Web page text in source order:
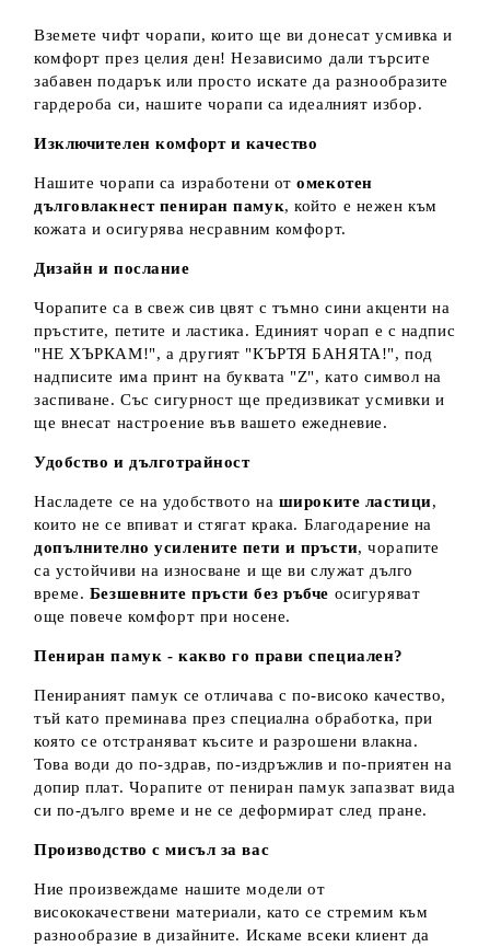
Вземете чифт чорапи, които ще ви донесат усмивка и
комфорт през целия ден! Независимо дали търсите
забавен подарък или просто искате да разнообразите
гардероба си, нашите чорапи са идеалният избор.
Изключителен комфорт и качество
Нашите чорапи са изработени отомекотен
дълговлакнест пениран памук, който е нежен към
кожата и осигурява несравним комфорт.
Дизайн и послание
Чорапите са в свеж сив цвят с тъмно сини акценти на
пръстите, петите и ластика. Единият чорап е с надпис
"НЕ ХЪРКАМ!", а другият "КЪРТЯ БАНЯТА!", под
надписите има принт на буквата "Z", като символ на
заспиване. Със сигурност ще предизвикат усмивки и
ще внесат настроение във вашето ежедневие.
Удобство и дълготрайност
Насладете се на удобството на широките ластици,
които не се впиват и стягат крака. Благодарение на
допълнително усилените пети и пръсти, чорапите
са устойчиви на износване и ще ви служат дълго
време. Безшевните пръсти без ръбче осигуряват
още повече комфорт при носене.
Пениран памук - какво го прави специален?
Пенираният памук се отличава с по-високо качество,
тъй като преминава през специална обработка, при
която се отстраняват късите и разрошени влакна.
Това води до по-здрав, по-издръжлив и по-приятен на
допир плат. Чорапите от пениран памук запазват вида
си по-дълго време и не се деформират след пране.
Производство с мисъл за вас
Ние произвеждаме нашите модели от
висококачествени материали, като се стремим към
разнообразие в дизайните. Искаме всеки клиент да